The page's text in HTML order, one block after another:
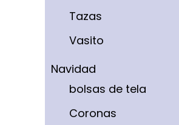
Tazas
Vasito
Navidad
bolsas de tela
Coronas